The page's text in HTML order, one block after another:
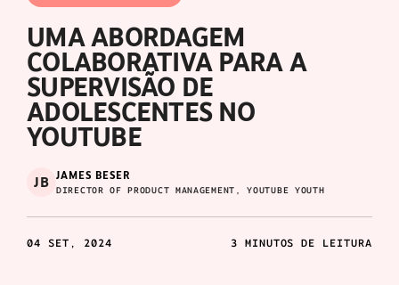
UMA ABORDAGEM
COLABORATIVA PARA A
SUPERVISÃO DE
ADOLESCENTES NO
YOUTUBE
JB JAMES BESER
DIRECTOR OF PRODUCT MANAGEMENT, YOUTUBE YOUTH
04 SET, 2024 3 MINUTOS DE LEITURA